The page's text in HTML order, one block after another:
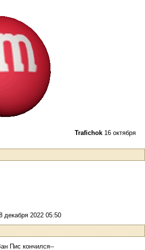
Trafichok 16 октября
декабря 2022 05:50
Пис кончился--